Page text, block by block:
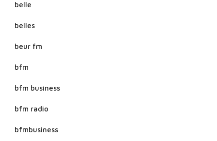
belle
belles
beur fm
bfm
bfm business
bfm radio
bfmbusiness